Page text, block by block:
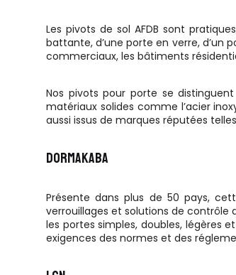
Les pivots de sol AFDB sont
battante, d’une porte en verre, d’un
commerciaux, les bâtiments
Nos pivots pour porte se
matériaux solides comme l’acier
aussi issus de marques réputées
DORMAKABA
Présente dans plus de 50 pays,
verrouillages et solutions de contrôle
les portes simples, doubles, légères
exigences des normes et des